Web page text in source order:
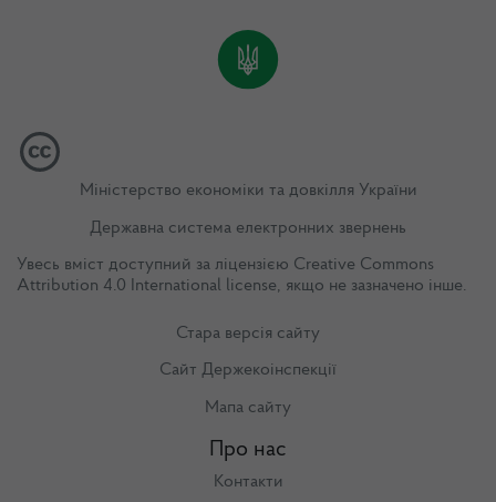
Міністерство економіки та довкілля України
Державна система електронних звернень
Увесь вміст доступний за ліцензією Creative Commons
Attribution 4.0 International license, якщо не зазначено інше.
Стара версія сайту
Сайт Держекоінспекції
Мапа сайту
Про нас
Контакти